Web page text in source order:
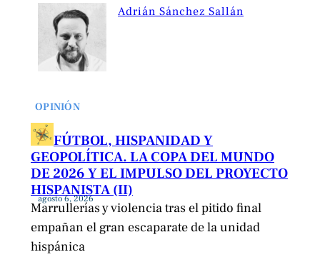
Adrián Sánchez Sallán
OPINIÓN
FÚTBOL, HISPANIDAD Y
GEOPOLÍTICA. LA COPA DEL MUNDO
DE 2026 Y EL IMPULSO DEL PROYECTO
HISPANISTA (II)
agosto 6, 2026
Marrullerías y violencia tras el pitido final
empañan el gran escaparate de la unidad
hispánica